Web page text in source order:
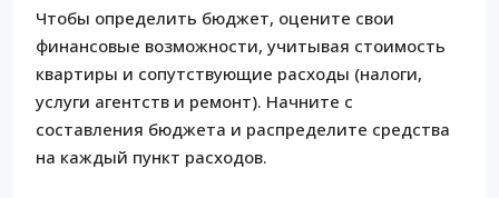
Чтобы определить бюджет, оцените свои
финансовые возможности, учитывая стоимость
квартиры и сопутствующие расходы (налоги,
услуги агентств и ремонт). Начните с
составления бюджета и распределите средства
на каждый пункт расходов.